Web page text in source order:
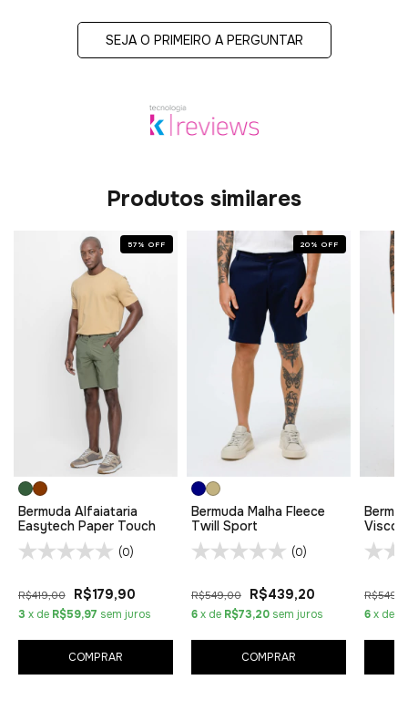
SEJA O PRIMEIRO A PERGUNTAR
Produtos similares
57 %OFF
Bermuda Alfaiataria
Easytech Paper Touch
(0)
R$419,00 R$179,90
3 x de R$59,97 sem juros
COMPRAR
20 %OFF
Bermuda Malha Fleece
Twill Sport
(0)
R$549,00 R$439,20
6 x de R$73,20 sem juros
COMPRAR
6 x de